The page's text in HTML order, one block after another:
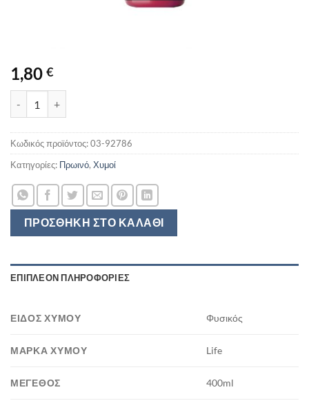
1,80 €
ΠΡΟΣΘΉΚΗ ΣΤΟ ΚΑΛΆΘΙ
Κωδικός προϊόντος:03-92786
Κατηγορίες: Πρωινό, Χυμοί
ΕΠΙΠΛΈΟΝ ΠΛΗΡΟΦΟΡΊΕΣ
ΕΊΔΟΣ ΧΥΜΟΎ Φυσικός
ΜΆΡΚΑ ΧΥΜΟΎ Life
ΜΈΓΕΘΟΣ 400ml